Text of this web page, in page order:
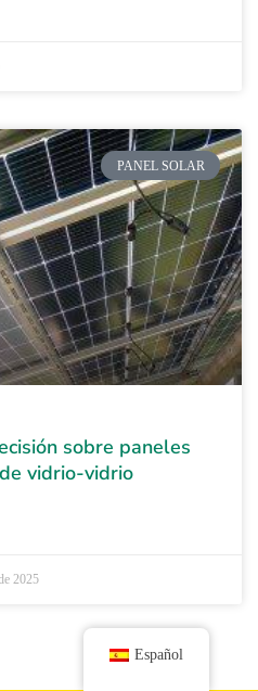
PANEL SOLAR
sobre paneles
vidrio-vidrio
2025
Español